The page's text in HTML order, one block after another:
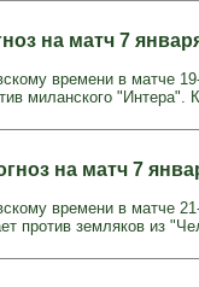
на матч 7
времени в матче
миланского "Интера".
на матч 7
времени в матче
против земляков из